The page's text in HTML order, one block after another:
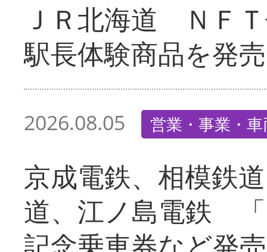
ＪＲ北海道 ＮＦ
駅長体験商品を発売
2026.08.05 営業・事業・
京成電鉄、相模鉄
道、江ノ島電鉄